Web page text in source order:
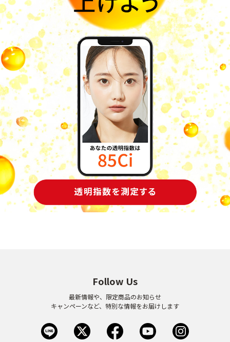
Follow Us
最新情報や、限定商品のお知らせ
キャンペーンなど、特別な情報をお届けします